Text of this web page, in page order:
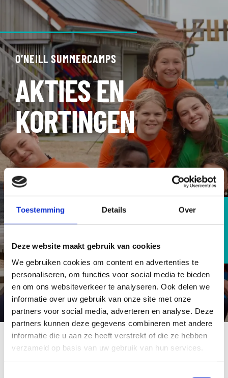
Toestemming Details Over
Deze website maakt gebruik van cookies
We gebruiken cookies om content en advertenties te
personaliseren, om functies voor social media te bieden
en om ons websiteverkeer te analyseren. Ook delen we
informatie over uw gebruik van onze site met onze
partners voor social media, adverteren en analyse. Deze
partners kunnen deze gegevens combineren met andere
informatie die u aan ze heeft verstrekt of die ze hebben
verzameld op basis van uw gebruik van hun services.
O’NEILL SUMMERCAMPS
AKTIES EN
KORTINGEN